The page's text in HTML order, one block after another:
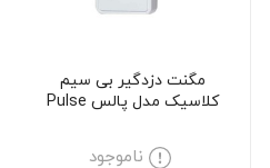
مگنت دزدگیر بی سیم
کلاسیک مدل پالس Pulse
ناموجود